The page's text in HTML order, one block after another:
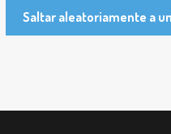
Saltar aleatoriamente a